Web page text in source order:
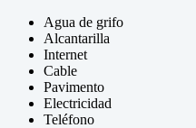
Agua de grifo
Alcantarilla
Internet
Cable
Pavimento
Electricidad
Teléfono